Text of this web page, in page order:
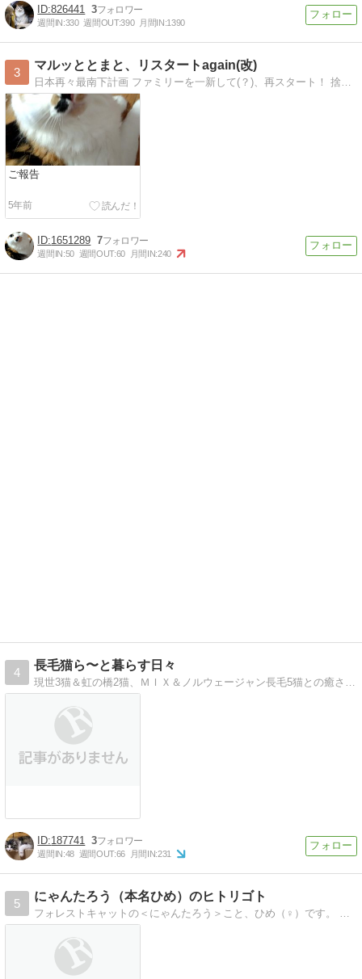
826441 3
週間IN:330 週間OUT:390 月間IN:1390
3
マルッととまと、リスタートagain(改)
日本再々最南下計画 ファミリーを一新して(？)、再スタート！ 捨てる神あれば拾う神あり。おかーちゃんと娘猫二人の珍生活（笑）。
ご報告
5年前
1651289 7
週間IN:50 週間OUT:60 月間IN:240
4
長毛猫ら〜と暮らす日々
現世3猫＆虹の橋2猫、ＭＩＸ＆ノルウェージャン長毛5猫との癒される日々♪
187741 3
週間IN:48 週間OUT:66 月間IN:231
5
にゃんたろう（本名ひめ）のヒトリゴト
フォレストキャットの＜にゃんたろう＞こと、ひめ（♀）です。 おかんと気ままに暮らしています。 たまにやっかいなヒトが出没するけど遊んでくれるから好きなんよ。